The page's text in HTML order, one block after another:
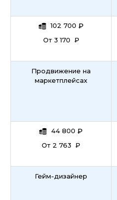
102 700 ₽
От 3 170 ₽
Продвижение на
маркетплейсах
44 800 ₽
От 2 763 ₽
Гейм-дизайнер